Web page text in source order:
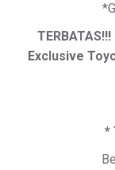
TERBATAS!!!
Exclusive
*